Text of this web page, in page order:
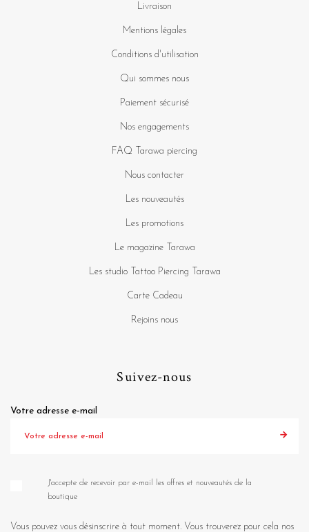
Livraison
Mentions légales
Conditions d'utilisation
Qui sommes nous
Paiement sécurisé
Nos engagements
FAQ Tarawa piercing
Nous contacter
Les nouveautés
Les promotions
Le magazine Tarawa
Les studio Tattoo Piercing Tarawa
Carte Cadeau
Rejoins nous
Suivez-nous
Votre adresse e-mail
J'accepte de recevoir par e-mail les offres et nouveautés de la
boutique
Vous pouvez vous désinscrire à tout moment. Vous trouverez pour cela nos